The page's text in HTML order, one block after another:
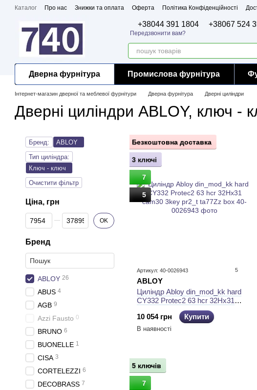
Перейти до основного контенту
Каталог Про нас Знижки та оплата Оферта Політика Конфіденційності
+38044 391 1804 +38067 524
Передзвонити вам?
Дверна фурнітура Промислова фурнітура
Інтернет-магазин дверної та меблевої фурнітури Дверна фурнітура Дверні циліндри
Дверні циліндри ABLOY, ключ -
Безкоштовна доставка
3 ключі
7
5
Артикул: 40-0026943 5
ABLOY
Циліндр Abloy din_mod_kk hard
CY332 Protec2 63 hcr 32Hx31
cam30 3key pr2_t ta77Zz box
10 054 грн
Купити
В наявності
5 ключів
7
Бренд:
ABLOY
Тип циліндра:
Ключ - ключ
Очистити фільтр
Ціна, грн
Від Ціна, грн
До Ціна, грн OK
Бренд
ABLOY 26
ABUS 4
AGB 9
Azzi Fausto 0
BRUNO 6
BUONELLE 1
CISA 3
CORTELEZZI 6
DECOBRASS 7